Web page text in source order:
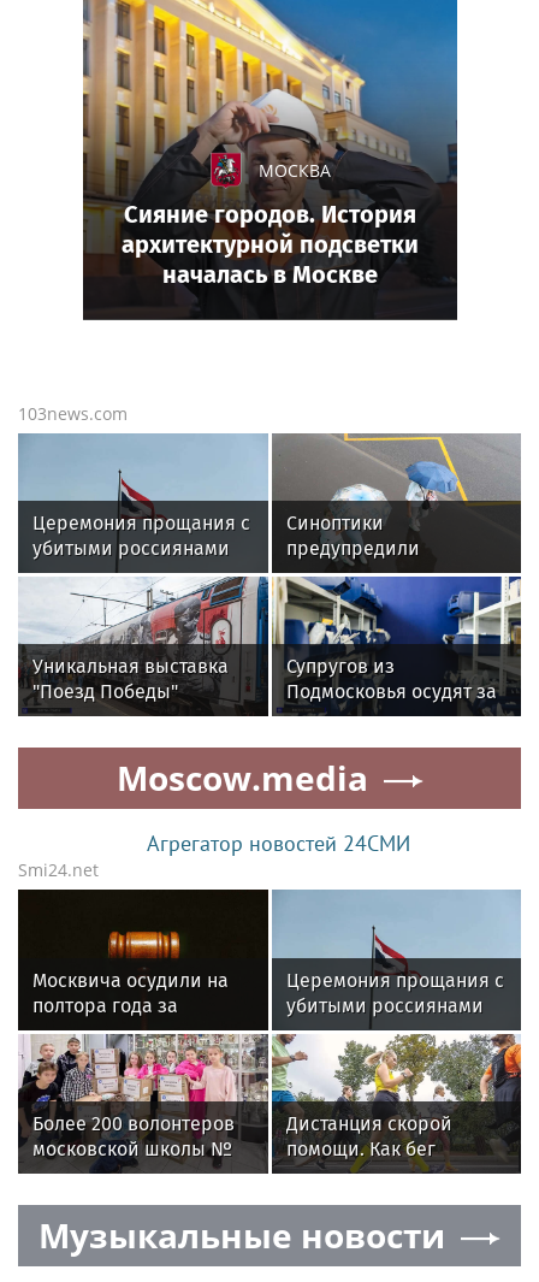
103news.com
Церемония прощания с
убитыми россиянами
проходит в Таиланде
Синоптики
предупредили
москвичей о жаркой
погоде и дождях с
грозой 6 августа
Уникальная выставка
"Поезд Победы"
прибудет в Томск
Супругов из
Подмосковья осудят за
посылку с сюрпризом в
Томск
Moscow.media
Агрегатор новостей 24СМИ
Smi24.net
Москвича осудили на
полтора года за
оправдание взрыва на
станции метро
«Лубянка»
Церемония прощания с
убитыми россиянами
проходит в Таиланде
Более 200 волонтеров
московской школы №
2010 регулярно
СВО
Дистанция скорой
помощи. Как бег
спасает мозг и снимает
Музыкальные новости
МОСКВА
Сияние городов. История
архитектурной подсветки
началась в Москве